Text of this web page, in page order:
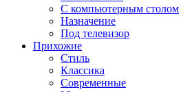
С компьютерным столом
Назначение
Под телевизор
Прихожие
Стиль
Классика
Современные